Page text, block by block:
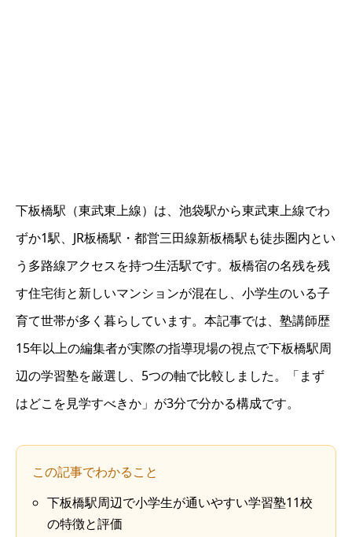
下板橋駅（東武東上線）は、池袋駅から東武東上線でわ
ずか1駅、JR板橋駅・都営三田線新板橋駅も徒歩圏内とい
う多路線アクセスを持つ生活駅です。板橋宿の名残を残
す住宅街と新しいマンションが混在し、小学生のいる子
育て世帯が多く暮らしています。本記事では、塾講師歴
15年以上の編集者が実際の指導現場の視点で下板橋駅周
辺の学習塾を厳選し、5つの軸で比較しました。「まず
はどこを見学すべきか」が3分で分かる構成です。
この記事でわかること
下板橋駅周辺で小学生が通いやすい学習塾11校
の特徴と評価